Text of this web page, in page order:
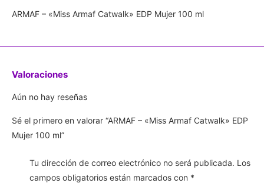
ARMAF – «Miss Armaf Catwalk» EDP Mujer 100 ml
Valoraciones
Aún no hay reseñas
Sé el primero en valorar “ARMAF – «Miss Armaf Catwalk» EDP
Mujer 100 ml”
Tu dirección de correo electrónico no será publicada. Los
campos obligatorios están marcados con *